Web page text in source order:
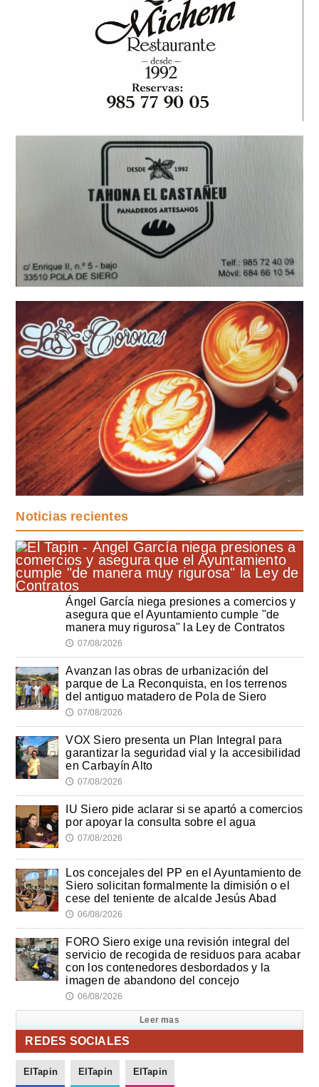
Noticias recientes
Ángel García niega presiones a comercios y
asegura que el Ayuntamiento cumple "de
manera muy rigurosa" la Ley de Contratos
🕔 07/08/2026
Avanzan las obras de urbanización del
parque de La Reconquista, en los terrenos
del antiguo matadero de Pola de Siero
🕔 07/08/2026
VOX Siero presenta un Plan Integral para
garantizar la seguridad vial y la accesibilidad
en Carbayín Alto
🕔 07/08/2026
IU Siero pide aclarar si se apartó a comercios
por apoyar la consulta sobre el agua
🕔 07/08/2026
Los concejales del PP en el Ayuntamiento de
Siero solicitan formalmente la dimisión o el
cese del teniente de alcalde Jesús Abad
🕔 06/08/2026
FORO Siero exige una revisión integral del
servicio de recogida de residuos para acabar
con los contenedores desbordados y la
imagen de abandono del concejo
🕔 06/08/2026
Leer mas
REDES SOCIALES
ElTapin ElTapin ElTapin